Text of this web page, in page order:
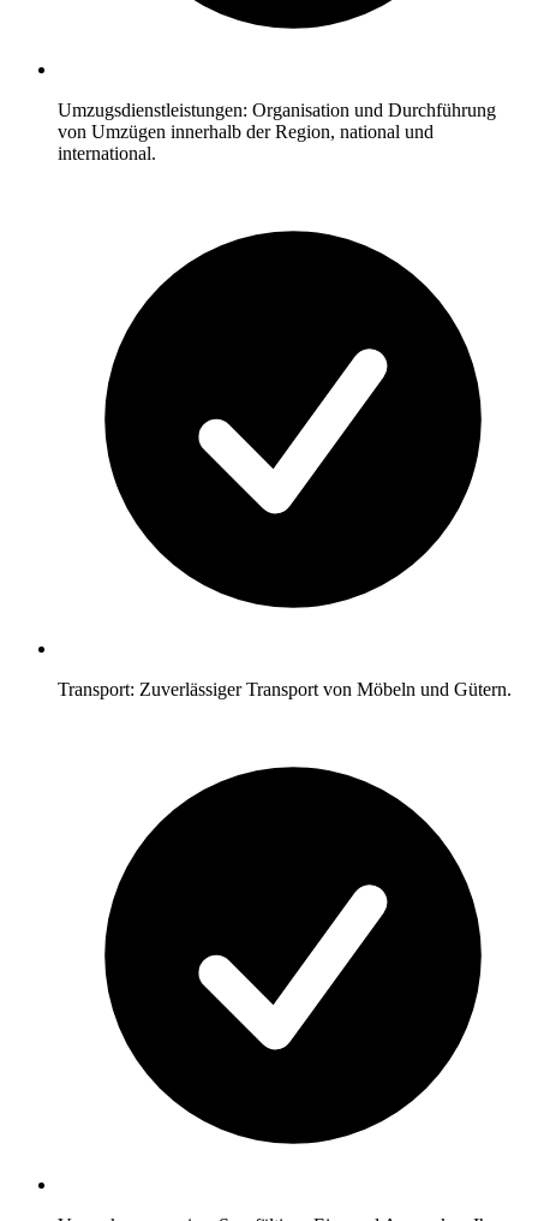
Umzugsdienstleistungen: Organisation und Durchführung
von Umzügen innerhalb der Region, national und
international.
Transport: Zuverlässiger Transport von Möbeln und Gütern.